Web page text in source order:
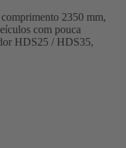
2350 mm,
com pouca
HDS25 / HDS35,